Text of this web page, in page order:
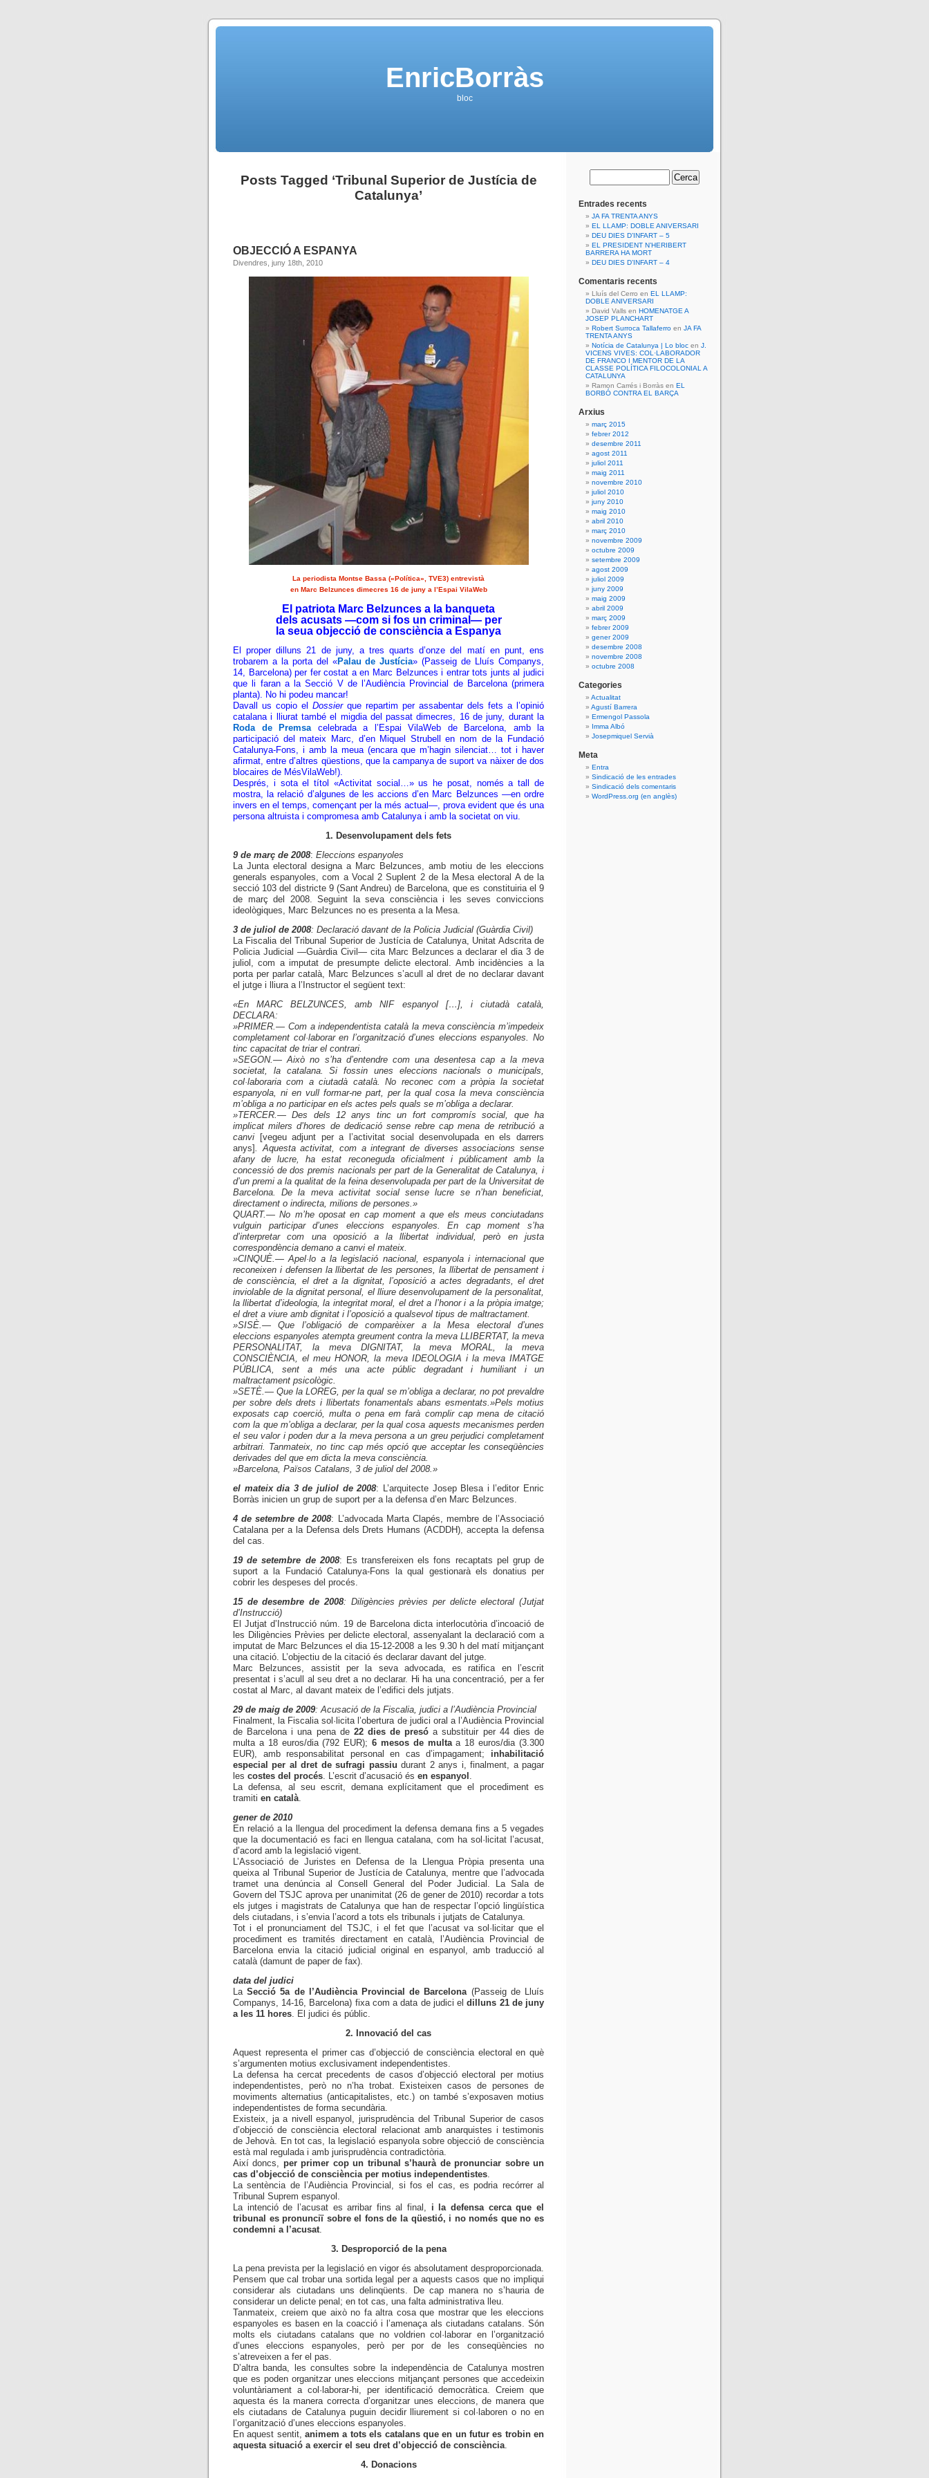
EnricBorràs
bloc
Posts Tagged ‘Tribunal Superior de Justícia de
Catalunya’
OBJECCIÓ A ESPANYA
Divendres, juny 18th, 2010
La periodista Montse Bassa («Política», TVE3) entrevistà
en Marc Belzunces dimecres 16 de juny a l’Espai VilaWeb
El patriota Marc Belzunces a la banqueta
dels acusats —com si fos un criminal— per
la seua objecció de consciència a Espanya
El proper dilluns 21 de juny, a tres quarts d’onze del matí en punt, ens
trobarem a la porta del «Palau de Justícia» (Passeig de Lluís Companys,
14, Barcelona) per fer costat a en Marc Belzunces i entrar tots junts al judici
que li faran a la Secció V de l’Audiència Provincial de Barcelona (primera
planta). No hi podeu mancar!
Davall us copio el Dossierque repartim per assabentar dels fets a l’opinió
catalana i lliurat també el migdia del passat dimecres, 16 de juny, durant la
Roda de Premsacelebrada a l’Espai VilaWeb de Barcelona, amb la
participació del mateix Marc, d’en Miquel Strubell en nom de la Fundació
Catalunya-Fons, i amb la meua (encara que m’hagin silenciat… tot i haver
afirmat, entre d’altres qüestions, que la campanya de suport va nàixer de dos
blocaires de MésVilaWeb!).
Després, i sota el títol «Activitat social…» us he posat, només a tall de
mostra, la relació d’algunes de les accions d’en Marc Belzunces —en ordre
invers en el temps, començant per la més actual—, prova evident que és una
persona altruista i compromesa amb Catalunya i amb la societat on viu.
1. Desenvolupament dels fets
9 de març de 2008: Eleccions espanyoles
La Junta electoral designa a Marc Belzunces, amb motiu de les eleccions
generals espanyoles, com a Vocal 2 Suplent 2 de la Mesa electoral A de la
secció 103 del districte 9 (Sant Andreu) de Barcelona, que es constituiria el 9
de març del 2008. Seguint la seva consciència i les seves conviccions
ideològiques, Marc Belzunces no es presenta a la Mesa.
3 de juliol de 2008: Declaració davant de la Policia Judicial (Guàrdia Civil)
La Fiscalia del Tribunal Superior de Justícia de Catalunya, Unitat Adscrita de
Policia Judicial —Guàrdia Civil— cita Marc Belzunces a declarar el dia 3 de
juliol, com a imputat de presumpte delicte electoral. Amb incidències a la
porta per parlar català, Marc Belzunces s’acull al dret de no declarar davant
el jutge i lliura a l’Instructor el següent text:
«En MARC BELZUNCES, amb NIF espanyol […], i ciutadà català,
DECLARA:
»PRIMER.— Com a independentista català la meva consciència m’impedeix
completament col·laborar en l’organització d’unes eleccions espanyoles. No
tinc capacitat de triar el contrari.
»SEGON.— Això no s’ha d’entendre com una desentesa cap a la meva
societat, la catalana. Si fossin unes eleccions nacionals o municipals,
col·laboraria com a ciutadà català. No reconec com a pròpia la societat
espanyola, ni en vull formar-ne part, per la qual cosa la meva consciència
m’obliga a no participar en els actes pels quals se m’obliga a declarar.
»TERCER.— Des dels 12 anys tinc un fort compromís social, que ha
implicat milers d’hores de dedicació sense rebre cap mena de retribució a
canvi
[vegeu adjunt per a l’activitat social desenvolupada en els darrers
anys]. Aquesta activitat, com a integrant de diverses associacions sense
afany de lucre, ha estat reconeguda oficialment i públicament amb la
concessió de dos premis nacionals per part de la Generalitat de Catalunya, i
d’un premi a la qualitat de la feina desenvolupada per part de la Universitat de
Barcelona. De la meva activitat social sense lucre se n’han beneficiat,
directament o indirecta, milions de persones.»
QUART.— No m’he oposat en cap moment a que els meus conciutadans
vulguin participar d’unes eleccions espanyoles. En cap moment s’ha
d’interpretar com una oposició a la llibertat individual, però en justa
correspondència demano a canvi el mateix.
»CINQUÈ.— Apel·lo a la legislació nacional, espanyola i internacional que
reconeixen i defensen la llibertat de les persones, la llibertat de pensament i
de consciència, el dret a la dignitat, l’oposició a actes degradants, el dret
inviolable de la dignitat personal, el lliure desenvolupament de la personalitat,
la llibertat d’ideologia, la integritat moral, el dret a l’honor i a la pròpia imatge;
el dret a viure amb dignitat i l’oposició a qualsevol tipus de maltractament.
»SISÈ.— Que l’obligació de comparèixer a la Mesa electoral d’unes
eleccions espanyoles atempta greument contra la meva LLIBERTAT, la meva
PERSONALITAT, la meva DIGNITAT, la meva MORAL, la meva
CONSCIÈNCIA, el meu HONOR, la meva IDEOLOGIA i la meva IMATGE
PÚBLICA, sent a més una acte públic degradant i humiliant i un
maltractament psicològic.
»SETÈ.— Que la LOREG, per la qual se m’obliga a declarar, no pot prevaldre
per sobre dels drets i llibertats fonamentals abans esmentats.»Pels motius
exposats cap coerció, multa o pena em farà complir cap mena de citació
com la que m’obliga a declarar, per la qual cosa aquests mecanismes perden
el seu valor i poden dur a la meva persona a un greu perjudici completament
arbitrari. Tanmateix, no tinc cap més opció que acceptar les conseqüències
derivades del que em dicta la meva consciència.
»Barcelona, Països Catalans, 3 de juliol del 2008.»
el mateix dia 3 de juliol de 2008: L’arquitecte Josep Blesa i l’editor Enric
Borràs inicien un grup de suport per a la defensa d’en Marc Belzunces.
4 de setembre de 2008: L’advocada Marta Clapés, membre de l’Associació
Catalana per a la Defensa dels Drets Humans (ACDDH), accepta la defensa
del cas.
19 de setembre de 2008: Es transfereixen els fons recaptats pel grup de
suport a la Fundació Catalunya-Fons la qual gestionarà els donatius per
cobrir les despeses del procés.
15 de desembre de 2008: Diligències prèvies per delicte electoral (Jutjat
d’Instrucció)
El Jutjat d’Instrucció núm. 19 de Barcelona dicta interlocutòria d’incoació de
les Diligències Prèvies per delicte electoral, assenyalant la declaració com a
imputat de Marc Belzunces el dia 15-12-2008 a les 9.30 h del matí mitjançant
una citació. L’objectiu de la citació és declarar davant del jutge.
Marc Belzunces, assistit per la seva advocada, es ratifica en l’escrit
presentat i s’acull al seu dret a no declarar. Hi ha una concentració, per a fer
costat al Marc, al davant mateix de l’edifici dels jutjats.
29 de maig de 2009: Acusació de la Fiscalia, judici a l’Audiència Provincial
Finalment, la Fiscalia sol·licita l’obertura de judici oral a l’Audiència Provincial
de Barcelona i una pena de 22 dies de presó a substituir per 44 dies de
multa a 18 euros/dia (792 EUR);6 mesos de multa a 18 euros/dia(3.300
EUR), amb responsabilitat personal en cas d’impagament; inhabilitació
especial per al dret de sufragi passiu durant 2 anys i, finalment, a pagar
les costes del procés. L’escrit d’acusació és en espanyol .
La defensa, al seu escrit, demana explícitament que el procediment es
tramiti en català.
gener de 2010
En relació a la llengua del procediment la defensa demana fins a 5 vegades
que la documentació es faci en llengua catalana, com ha sol·licitat l’acusat,
d’acord amb la legislació vigent.
L’Associació de Juristes en Defensa de la Llengua Pròpia presenta una
queixa al Tribunal Superior de Justícia de Catalunya, mentre que l’advocada
tramet una denúncia al Consell General del Poder Judicial. La Sala de
Govern del TSJC aprova per unanimitat (26 de gener de 2010) recordar a tots
els jutges i magistrats de Catalunya que han de respectar l’opció lingüística
dels ciutadans, i s’envia l’acord a tots els tribunals i jutjats de Catalunya.
Tot i el pronunciament del TSJC, i el fet que l’acusat va sol·licitar que el
procediment es tramités directament en català, l’Audiència Provincial de
Barcelona envia la citació judicial original en espanyol, amb traducció al
català (damunt de paper de fax).
data del judici
LaSecció 5a de l’Audiència Provincial de Barcelona(Passeig de Lluís
Companys, 14-16, Barcelona) fixa com a data de judici eldilluns 21 de juny
a les 11 hores. El judici és públic.
2. Innovació del cas
Aquest representa el primer cas d’objecció de consciència electoral en què
s’argumenten motius exclusivament independentistes.
La defensa ha cercat precedents de casos d’objecció electoral per motius
independentistes, però no n’ha trobat. Existeixen casos de persones de
moviments alternatius (anticapitalistes, etc.) on també s’exposaven motius
independentistes de forma secundària.
Existeix, ja a nivell espanyol, jurisprudència del Tribunal Superior de casos
d’objecció de consciència electoral relacionat amb anarquistes i testimonis
de Jehovà. En tot cas, la legislació espanyola sobre objecció de consciència
està mal regulada i amb jurisprudència contradictòria.
Així doncs, per primer cop un tribunal s’haurà de pronunciar sobre un
cas d’objecció de consciència per motius independentistes.
La sentència de l’Audiència Provincial, si fos el cas, es podria recórrer al
Tribunal Suprem espanyol.
La intenció de l’acusat es arribar fins al final, i la defensa cerca que el
tribunal es pronunciï sobre el fons de la qüestió, i no només que no es
condemni a l’acusat.
3. Desproporció de la pena
La pena prevista per la legislació en vigor és absolutament desproporcionada.
Pensem que cal trobar una sortida legal per a aquests casos que no impliqui
considerar als ciutadans uns delinqüents. De cap manera no s’hauria de
considerar un delicte penal; en tot cas, una falta administrativa lleu.
Tanmateix, creiem que això no fa altra cosa que mostrar que les eleccions
espanyoles es basen en la coacció i l’amenaça als ciutadans catalans. Són
molts els ciutadans catalans que no voldrien col·laborar en l’organització
d’unes eleccions espanyoles, però per por de les conseqüències no
s’atreveixen a fer el pas.
D’altra banda, les consultes sobre la independència de Catalunya mostren
que es poden organitzar unes eleccions mitjançant persones que accedeixin
voluntàriament a col·laborar-hi, per identificació democràtica. Creiem que
aquesta és la manera correcta d’organitzar unes eleccions, de manera que
els ciutadans de Catalunya puguin decidir lliurement si col·laboren o no en
l’organització d’unes eleccions espanyoles.
En aquest sentit,animem a tots els catalans que en un futur es trobin en
aquesta situació a exercir el seu dret d’objecció de consciència.
4. Donacions
Entrades recents
JA FA TRENTA ANYS
EL LLAMP: DOBLE ANIVERSARI
DEU DIES D’INFART – 5
EL PRESIDENT N’HERIBERT
BARRERA HA MORT
DEU DIES D’INFART – 4
Comentaris recents
Lluís del Cerro en EL LLAMP:
DOBLE ANIVERSARI
David Valls en HOMENATGE A
JOSEP PLANCHART
Robert Surroca Tallaferro en JA FA
TRENTA ANYS
Notícia de Catalunya | Lo bloc en J.
VICENS VIVES: COL·LABORADOR
DE FRANCO I MENTOR DE LA
CLASSE POLÍTICA FILOCOLONIAL A
CATALUNYA
Ramon Carrés i Borràs en EL
BORBÓ CONTRA EL BARÇA
Arxius
març 2015
febrer 2012
desembre 2011
agost 2011
juliol 2011
maig 2011
novembre 2010
juliol 2010
juny 2010
maig 2010
abril 2010
març 2010
novembre 2009
octubre 2009
setembre 2009
agost 2009
juliol 2009
juny 2009
maig 2009
abril 2009
març 2009
febrer 2009
gener 2009
desembre 2008
novembre 2008
octubre 2008
Categories
Actualitat
Agustí Barrera
Ermengol Passola
Imma Albó
Josepmiquel Servià
Meta
Entra
Sindicació de les entrades
Sindicació dels comentaris
WordPress.org (en anglès)